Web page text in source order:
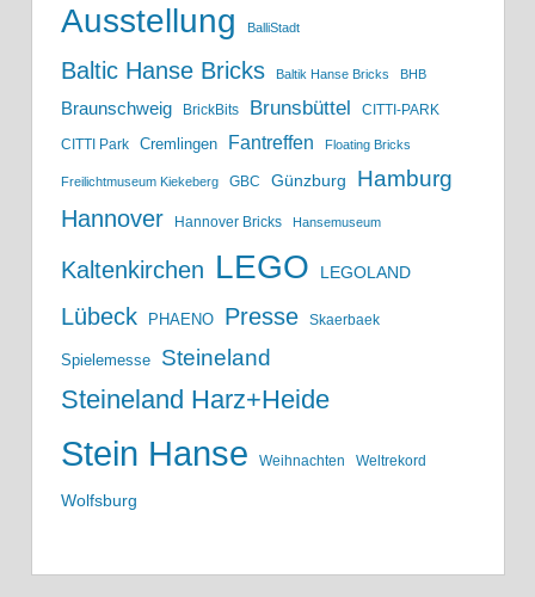
Ausstellung BalliStadt
Baltic Hanse Bricks Baltik Hanse Bricks BHB
Braunschweig BrickBits Brunsbüttel CITTI-PARK
CITTI Park Cremlingen Fantreffen Floating Bricks
Freilichtmuseum Kiekeberg GBC Günzburg Hamburg
Hannover Hannover Bricks Hansemuseum
Kaltenkirchen LEGO LEGOLAND
Lübeck PHAENO Presse Skaerbaek
Spielemesse Steineland
Steineland Harz+Heide
Stein Hanse Weihnachten Weltrekord
Wolfsburg